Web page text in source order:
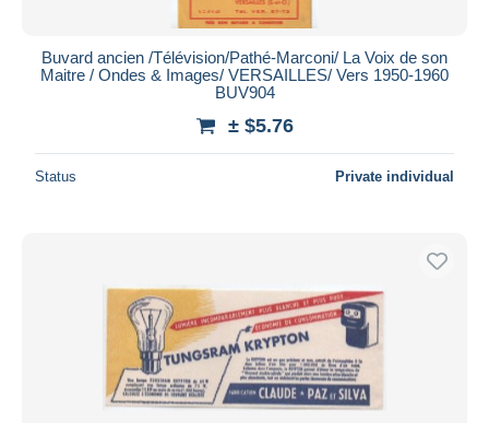
Buvard ancien /Télévision/Pathé-Marconi/ La Voix de son
Maitre / Ondes & Images/ VERSAILLES/ Vers 1950-1960
BUV904
± $5.76
Status Private individual